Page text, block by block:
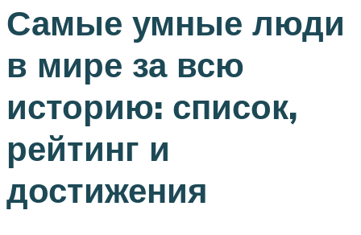
Самые умные люди
в мире за всю
историю: список,
рейтинг и
достижения